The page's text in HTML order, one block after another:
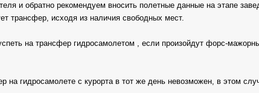
и обратно рекомендуем вносить полетные данные на этапе
трансфер, исходя из наличия свободных мест.
на трансфер гидросамолетом , если произойдут форс-
гидросамолете с курорта в тот же день невозможен, в этом